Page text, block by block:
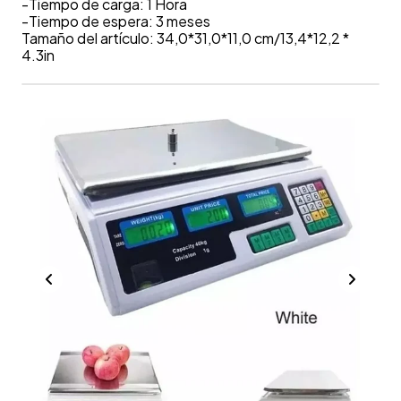
-Tiempo de carga: 1 Hora
-Tiempo de espera: 3 meses
Tamaño del artículo: 34,0*31,0*11,0 cm/13,4*12,2 *
4.3in